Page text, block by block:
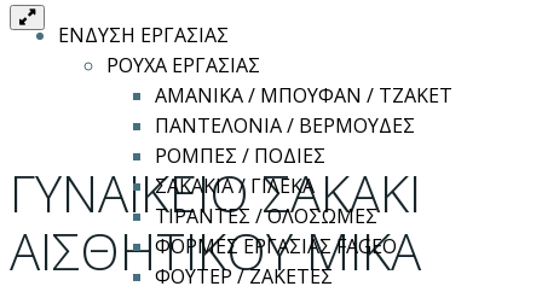
ΕΝΔΥΣΗ ΕΡΓΑΣΙΑΣ
ΡΟΥΧΑ ΕΡΓΑΣΙΑΣ
ΑΜΑΝΙΚΑ / ΜΠΟΥΦΑΝ / ΤΖΑΚΕΤ
ΠΑΝΤΕΛΟΝΙΑ / ΒΕΡΜΟΥΔΕΣ
ΡΟΜΠΕΣ / ΠΟΔΙΕΣ
ΣΑΚΑΚΙΑ / ΓΙΛΕΚΑ
ΤΙΡΑΝΤΕΣ / ΟΛΟΣΩΜΕΣ
ΦΟΡΜΕΣ ΕΡΓΑΣΙΑΣ FAGEO
ΦΟΥΤΕΡ / ΖΑΚΕΤΕΣ
ΓΥΝΑΙΚΕΙΟ ΣΑΚΑΚΙ
ΑΙΣΘΗΤΙΚΟΥ MIKA